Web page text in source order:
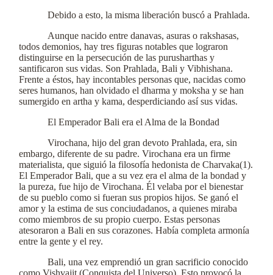
Debido a esto, la misma liberación buscó a Prahlada.
Aunque nacido entre danavas, asuras o rakshasas,
todos demonios, hay tres figuras notables que lograron
distinguirse en la persecución de las purusharthas y
santificaron sus vidas. Son Prahlada, Bali y Vibhishana.
Frente a éstos, hay incontables personas que, nacidas como
seres humanos, han olvidado el dharma y moksha y se han
sumergido en artha y kama, desperdiciando así sus vidas.
El Emperador Bali era el Alma de la Bondad
Virochana, hijo del gran devoto Prahlada, era, sin
embargo, diferente de su padre. Virochana era un firme
materialista, que siguió la filosofía hedonista de Charvaka(1).
El Emperador Bali, que a su vez era el alma de la bondad y
la pureza, fue hijo de Virochana. Él velaba por el bienestar
de su pueblo como si fueran sus propios hijos. Se ganó el
amor y la estima de sus conciudadanos, a quienes miraba
como miembros de su propio cuerpo. Estas personas
atesoraron a Bali en sus corazones. Había completa armonía
entre la gente y el rey.
Bali, una vez emprendió un gran sacrificio conocido
como Vishvajit (Conquista del Universo). Esto provocó la